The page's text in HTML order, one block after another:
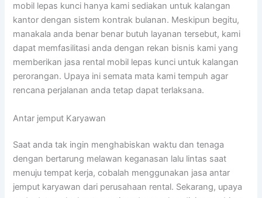
mobil lepas kunci hanya kami sediakan untuk kalangan
kantor dengan sistem kontrak bulanan. Meskipun begitu,
manakala anda benar benar butuh layanan tersebut, kami
dapat memfasilitasi anda dengan rekan bisnis kami yang
memberikan jasa rental mobil lepas kunci untuk kalangan
perorangan. Upaya ini semata mata kami tempuh agar
rencana perjalanan anda tetap dapat terlaksana.
Antar jemput Karyawan
Saat anda tak ingin menghabiskan waktu dan tenaga
dengan bertarung melawan keganasan lalu lintas saat
menuju tempat kerja, cobalah menggunakan jasa antar
jemput karyawan dari perusahaan rental. Sekarang, upaya